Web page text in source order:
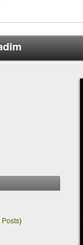
)